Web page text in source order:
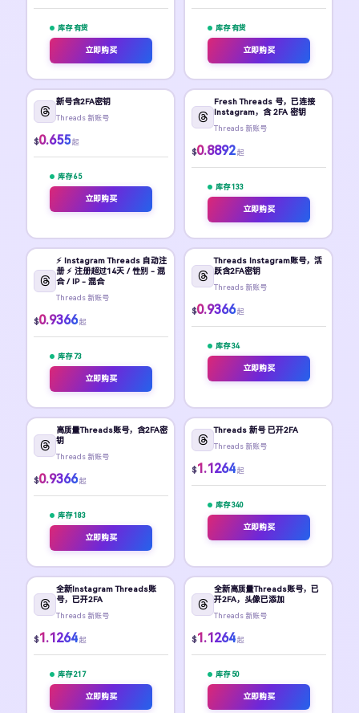
库存 有货
立即购买
库存 有货
立即购买
新号含2FA密钥
Threads 新账号
$0.655 起
库存 65
立即购买
Fresh Threads 号，已连接
Instagram，含 2FA 密钥
Threads 新账号
$0.8892 起
库存 133
立即购买
⚡️ Instagram Threads 自动注
册 ⚡️ 注册超过14天 / 性别 - 混
合 / IP - 混合
Threads 新账号
$0.9366 起
库存 73
立即购买
Threads Instagram账号，活
跃含2FA密钥
Threads 新账号
$0.9366 起
库存 34
立即购买
高质量Threads账号，含2FA密
钥
Threads 新账号
$0.9366 起
库存 183
立即购买
Threads 新号 已开2FA
Threads 新账号
$1.1264 起
库存 340
立即购买
全新Instagram Threads账
号，已开2FA
Threads 新账号
$1.1264 起
库存 217
立即购买
全新高质量Threads账号，已
开2FA，头像已添加
Threads 新账号
$1.1264 起
库存 50
立即购买